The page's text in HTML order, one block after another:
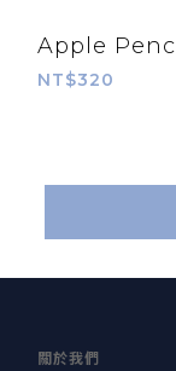
Apple
NT$320
關於我們